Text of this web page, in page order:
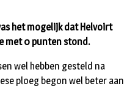
het mogelijk dat Helvoirt
met 0 punten stond.
wel hebben gesteld na
ploeg begon wel beter aan